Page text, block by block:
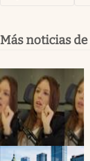
Más noticias de